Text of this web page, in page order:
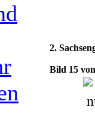
2.
Bild 15